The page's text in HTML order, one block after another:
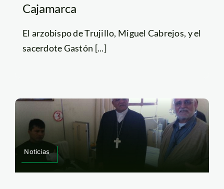
Cajamarca
El arzobispo de Trujillo, Miguel Cabrejos, y el
sacerdote Gastón [...]
Noticias